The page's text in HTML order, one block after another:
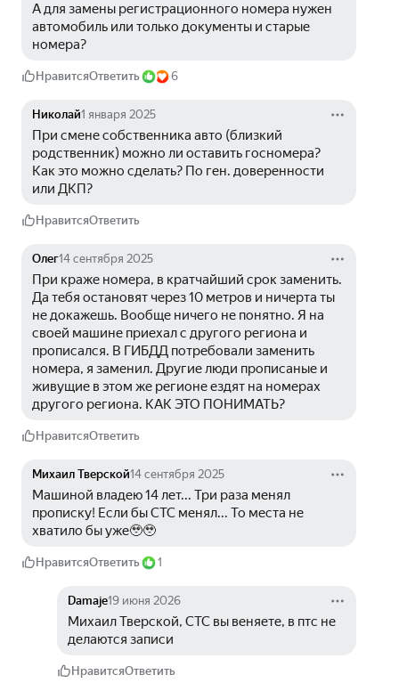
А для замены регистрационного номера нужен
автомобиль или только документы и старые
номера?
НравитсяОтветить 6
Николай1 января 2025
При смене собственника авто (близкий
родственник) можно ли оставить госномера?
Как это можно сделать? По ген. доверенности
или ДКП?
НравитсяОтветить
Олег14 сентября 2025
При краже номера, в кратчайший срок заменить.
Да тебя остановят через 10 метров и ничерта ты
не докажешь. Вообще ничего не понятно. Я на
своей машине приехал с другого региона и
прописался. В ГИБДД потребовали заменить
номера, я заменил. Другие люди прописаные и
живущие в этом же регионе ездят на номерах
другого региона. КАК ЭТО ПОНИМАТЬ?
НравитсяОтветить
Михаил Тверской14 сентября 2025
Машиной владею 14 лет... Три раза менял
прописку! Если бы СТС менял... То места не
хватило бы уже🥹🥹
НравитсяОтветить 1
Damaje19 июня 2026
Михаил Тверской, СТС вы веняете, в птс не
делаются записи
НравитсяОтветить